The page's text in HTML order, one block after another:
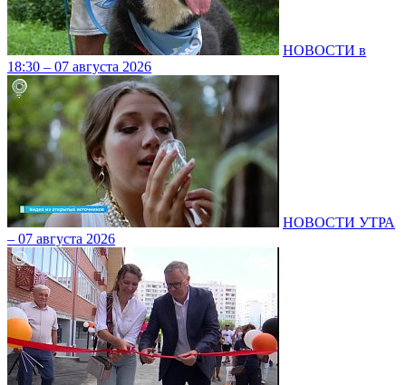
НОВОСТИ в
18:30 – 07 августа 2026
НОВОСТИ УТРА
– 07 августа 2026